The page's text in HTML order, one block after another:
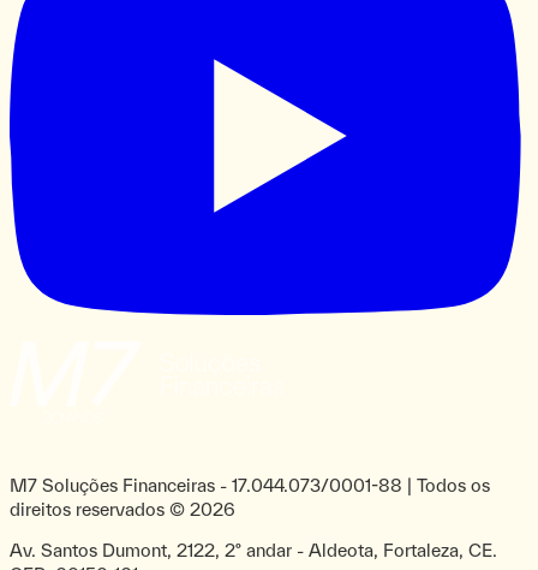
M7 Soluções Financeiras - 17.044.073/0001-88 | Todos os
direitos reservados © 2026
Av. Santos Dumont, 2122, 2º andar - Aldeota, Fortaleza, CE.